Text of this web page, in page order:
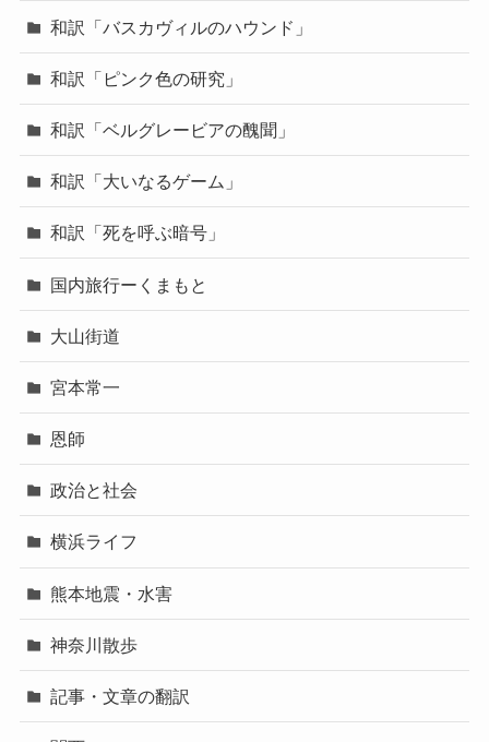
和訳「バスカヴィルのハウンド」
和訳「ピンク色の研究」
和訳「ベルグレービアの醜聞」
和訳「大いなるゲーム」
和訳「死を呼ぶ暗号」
国内旅行ーくまもと
大山街道
宮本常一
恩師
政治と社会
横浜ライフ
熊本地震・水害
神奈川散歩
記事・文章の翻訳